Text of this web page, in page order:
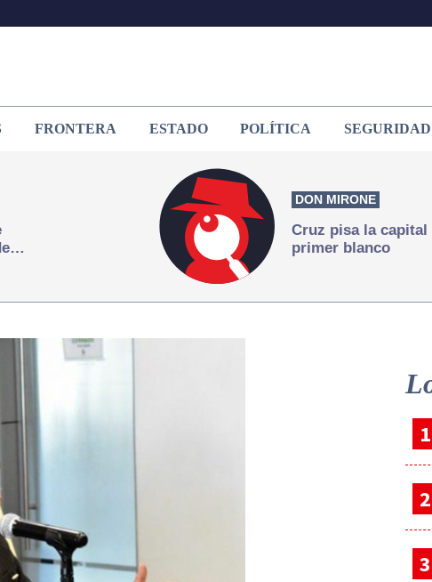
FRONTERA ESTADO POLÍTICA SEGURIDAD
DON MIRONE
Cruz pisa la
primer blanco